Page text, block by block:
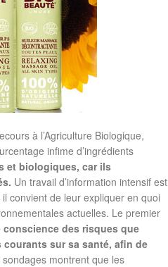
à l’Agriculture Biologique,
infime d’ingrédients
et biologiques, car ils
Un travail d’information intensif est
convient de leur expliquer en quoi
actuelles. Le premier
des risques que
sur sa santé, afin de
montrent que les